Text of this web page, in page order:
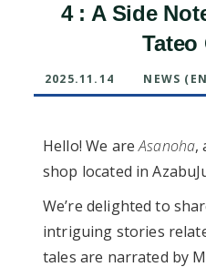
4 : A Side
Tateo
2025.11.14 NEWS
Hello! We areAsanoha,
shop located in
We’re delighted to
intriguing stories
tales are narrated by